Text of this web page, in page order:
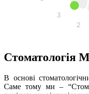
Стоматологія
В основі
Саме тому ми –